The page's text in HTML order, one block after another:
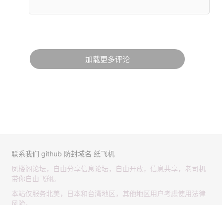
加载更多评论
联系我们 github 防封域名 纸飞机
凤楼阁论坛，自由分享信息论坛，自由开放，信息共享，老司机
带你自由飞翔。
本站仅服务北美，日本和台湾地区，其他地区用户考虑使用法律
风险。